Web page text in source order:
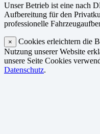
Unser Betrieb ist eine nach
Aufbereitung für den
professionelle
×
Cookies erleichtern die
Nutzung unserer Website
unsere Seite Cookies
Datenschutz.